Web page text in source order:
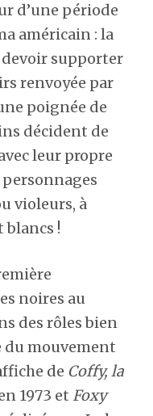
d’une période
américain : la
supporter
renvoyée par
poignée de
décident de
leur propre
violeurs, à
!
noires au
des rôles bien
du mouvement
de Coffy, la
1973 et Foxy